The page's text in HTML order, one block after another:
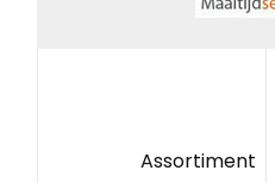
Assortiment